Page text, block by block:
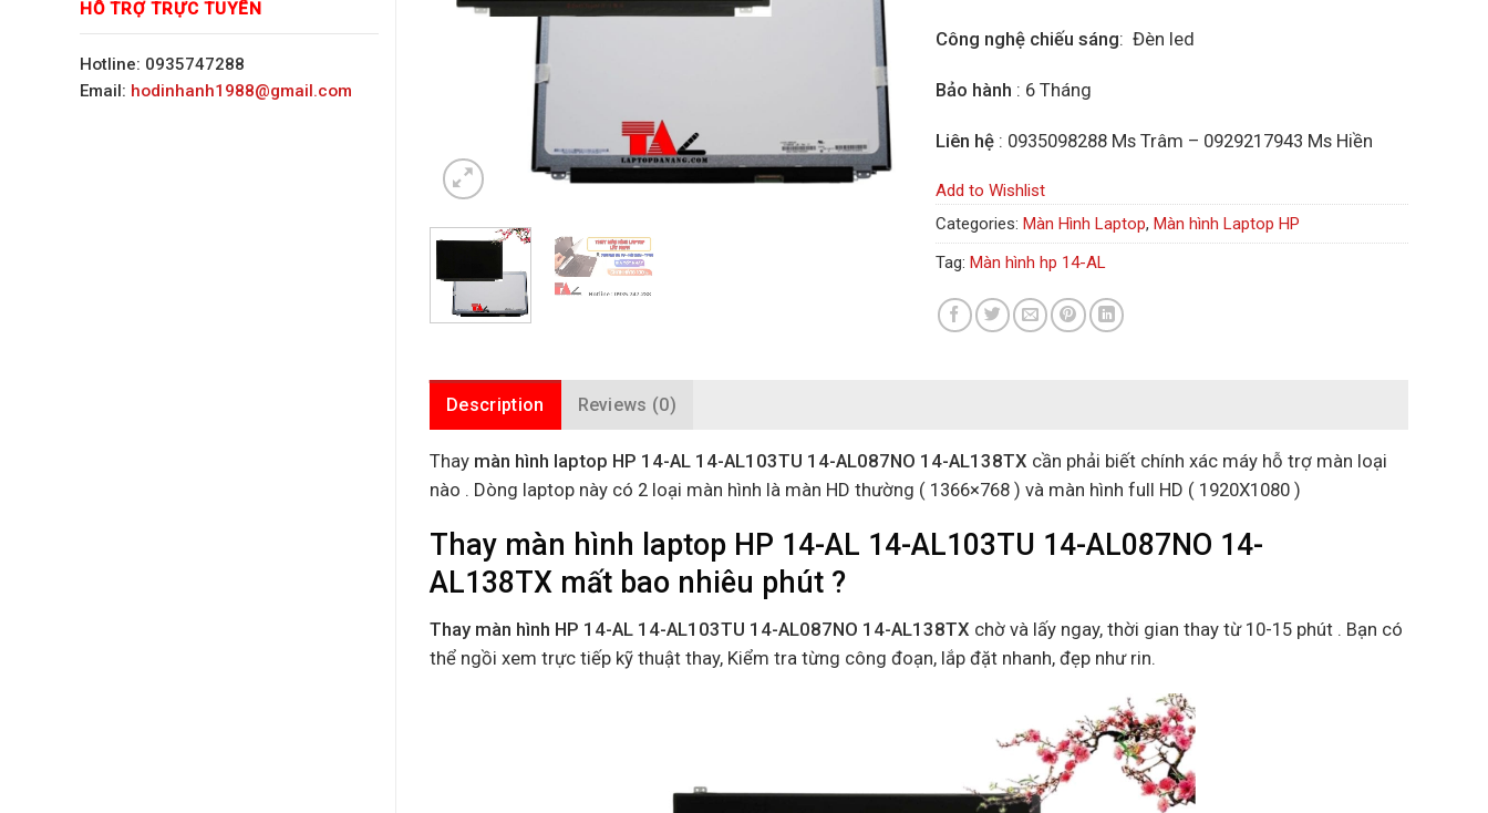
HỖ TRỢ TRỰC TUYẾN
Hotline: 0935747288
Email: hodinhanh1988@gmail.com
Công nghệ chiếu sáng: Đèn led
Bảo hành : 6 Tháng
Liên hệ : 0935098288 Ms Trâm – 0929217943 Ms Hiền
Add to Wishlist
Categories: Màn Hình Laptop, Màn hình Laptop HP
Tag: Màn hình hp 14-AL
Description Reviews (0)
Thay màn hình laptop HP 14-AL 14-AL103TU 14-AL087NO 14-AL138TX cần phải biết chính xác máy hỗ trợ màn loại
nào . Dòng laptop này có 2 loại màn hình là màn HD thường ( 1366×768 ) và màn hình full HD ( 1920X1080 )
Thay màn hình laptop HP 14-AL 14-AL103TU 14-AL087NO 14-
AL138TX mất bao nhiêu phút ?
Thay màn hình HP 14-AL 14-AL103TU 14-AL087NO 14-AL138TX chờ và lấy ngay, thời gian thay từ 10-15 phút . Bạn có
thể ngồi xem trực tiếp kỹ thuật thay, Kiểm tra từng công đoạn, lắp đặt nhanh, đẹp như rin.